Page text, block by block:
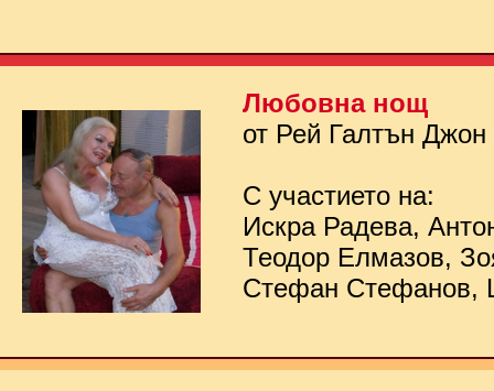
Любовна нощ
от Рей Галтън Джон
С участието на:
Искра Радева,
Теодор Елмазов,
Стефан Стефанов,